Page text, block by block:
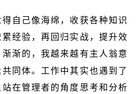
自己像海绵，收获各种知识
经验，再回归实战，提升效
渐的，我越来越有主人翁意
同体。工作中其实也遇到了
在管理者的角度思考和分析